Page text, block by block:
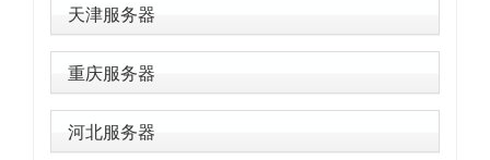
天津服务器
重庆服务器
河北服务器